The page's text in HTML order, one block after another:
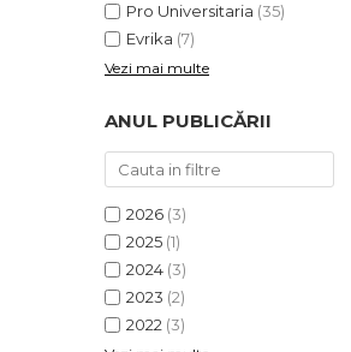
Pro Universitaria (35)
Evrika (7)
Vezi mai multe
ANUL PUBLICĂRII
2026 (3)
2025 (1)
2024 (3)
2023 (2)
2022 (3)